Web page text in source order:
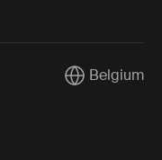
CurrentBelgium